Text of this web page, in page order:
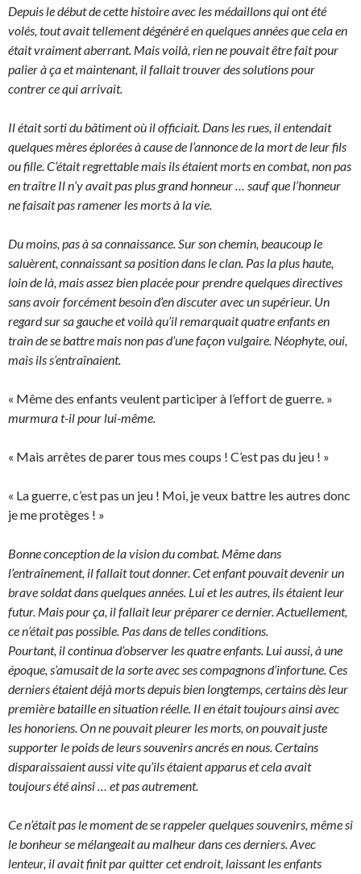
Depuis le début de cette histoire avec les médaillons qui ont été
volés, tout avait tellement dégénéré en quelques années que cela en
était vraiment aberrant. Mais voilà, rien ne pouvait être fait pour
palier à ça et maintenant, il fallait trouver des solutions pour
contrer ce qui arrivait.
Il était sorti du bâtiment où il officiait. Dans les rues, il entendait
quelques mères éplorées à cause de l’annonce de la mort de leur fils
ou fille. C’était regrettable mais ils étaient morts en combat, non pas
en traître Il n’y avait pas plus grand honneur … sauf que l’honneur
ne faisait pas ramener les morts à la vie.
Du moins, pas à sa connaissance. Sur son chemin, beaucoup le
saluèrent, connaissant sa position dans le clan. Pas la plus haute,
loin de là, mais assez bien placée pour prendre quelques directives
sans avoir forcément besoin d’en discuter avec un supérieur. Un
regard sur sa gauche et voilà qu’il remarquait quatre enfants en
train de se battre mais non pas d’une façon vulgaire. Néophyte, oui,
mais ils s’entraînaient.
« Même des enfants veulent participer à l’effort de guerre. »
murmura t-il pour lui-même.
« Mais arrêtes de parer tous mes coups ! C’est pas du jeu ! »
« La guerre, c’est pas un jeu ! Moi, je veux battre les autres donc
je me protèges ! »
Bonne conception de la vision du combat. Même dans
l’entraînement, il fallait tout donner. Cet enfant pouvait devenir un
brave soldat dans quelques années. Lui et les autres, ils étaient leur
futur. Mais pour ça, il fallait leur préparer ce dernier. Actuellement,
ce n’était pas possible. Pas dans de telles conditions.
Pourtant, il continua d’observer les quatre enfants. Lui aussi, à une
époque, s’amusait de la sorte avec ses compagnons d’infortune. Ces
derniers étaient déjà morts depuis bien longtemps, certains dès leur
première bataille en situation réelle. Il en était toujours ainsi avec
les honoriens. On ne pouvait pleurer les morts, on pouvait juste
supporter le poids de leurs souvenirs ancrés en nous. Certains
disparaissaient aussi vite qu’ils étaient apparus et cela avait
toujours été ainsi … et pas autrement.
Ce n’était pas le moment de se rappeler quelques souvenirs, même si
le bonheur se mélangeait au malheur dans ces derniers. Avec
lenteur, il avait finit par quitter cet endroit, laissant les enfants